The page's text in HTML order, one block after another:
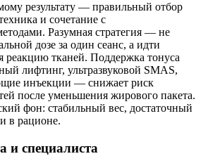
результату — правильный отбор
и сочетание с
Разумная стратегия — не
дозе за один сеанс, а идти
реакцию тканей. Поддержка тонуса
лифтинг, ультразвуковой SMAS,
инъекции — снижает риск
после уменьшения жирового пакета.
фон: стабильный вес, достаточный
в рационе.
и специалиста